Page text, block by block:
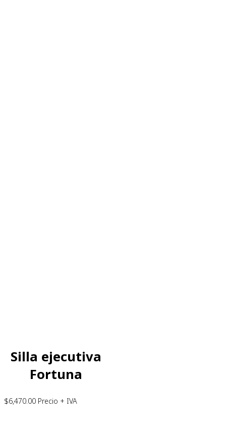
Silla ejecutiva
Fortuna
$6,470.00 Precio + IVA